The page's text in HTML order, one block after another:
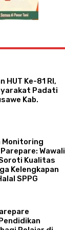
HUT Ke-81 RI,
Padati
Kab.
Monitoring
Wawali
Kualitas
Kelengkapan
SPPG